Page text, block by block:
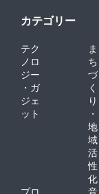
カテゴリー
テク
ノロ
ジー
・ガ
ジェ
ット
ま
ち
づ
く
り
・
地
域
活
性
化
プロ
音